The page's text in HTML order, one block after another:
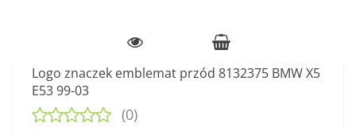
Logo znaczek emblemat przód 8132375 BMW X5
E53 99-03
(0)